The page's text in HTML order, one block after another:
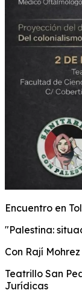
Encuentro en
"Palestina:
Con Rají
Teatrillo San
Jurídicas